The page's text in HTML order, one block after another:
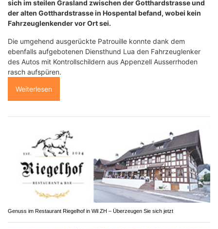
sich im steilen Grasland zwischen der Gotthardstrasse und
der alten Gotthardstrasse in Hospental befand, wobei kein
Fahrzeuglenkender vor Ort sei.
Die umgehend ausgerückte Patrouille konnte dank dem
ebenfalls aufgebotenen Diensthund Lua den Fahrzeuglenker
des Autos mit Kontrollschildern aus Appenzell Ausserrhoden
rasch aufspüren.
Weiterlesen
Genuss im Restaurant Riegelhof in Wil ZH – Überzeugen Sie sich jetzt